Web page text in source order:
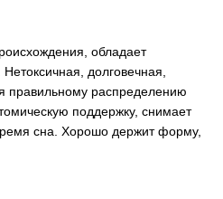
обладает
долговечная,
правильному распределению
поддержку, снимает
сна. Хорошо держит форму,